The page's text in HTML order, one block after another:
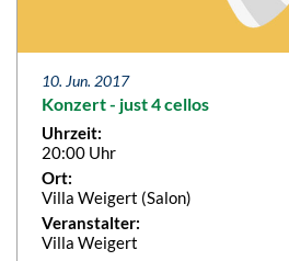
10. Jun. 2017
Konzert - just 4 cellos
Uhrzeit:
20:00 Uhr
Ort:
Villa Weigert (Salon)
Veranstalter:
Villa Weigert